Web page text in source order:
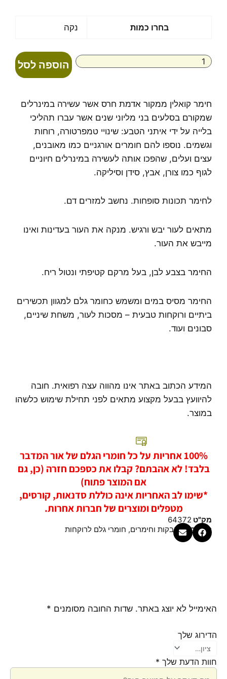
עד
⁦98.00 ₪⁩ בחרו כמות נקה
קאולין
טהור
הוספה לסל
חימר קואלין ממקור אדמת חרס אשר עשירה במינרלים
שמקורם בסלעים בני מליוני שנים אשר עברו תהליכי
בלייה על ידי איתני הטבע: שינויי טמפרטורה, רוחות
וגשמים. נוספו להם חומרים אורגניים כמו מאובנים,
עצים ועלים, שהפכו אותה לעשירה במינרלים חיוניים
לגוף כמו צורן, אבץ, סידן וסיליקה.
לחימר תכונות סופחות. נחשב למזרים דם.
מתאים לעור יבש ורגיש. מנקה את העור בעדינות ואינו
מייבש את העור.
החימר בצבע לבן, בעל מרקם קטיפתי ונטול ריח.
החימר מסיס במים ומשמש כחומר גלם למגוון תכשירים
ביתיים ורוקחות טבעית – מסכות לעור, משחת שיניים,
סבונים ועוד.
המידע הכתוב באתר אינו מהווה עצה רפואית. חובה
להיוועץ בבעל מקצוע מתאים לפני תחילת שימוש כלשהו
במוצר.
100% אחריות על כל חומרי הגלם של אור המדבר
בלבד! לא אהבתם? קבלו את כספכם חזרה (כן, גם
אם המוצר פתוח)
*שימו לב האחריות אינה כוללת סדנאות, קורסים,
מטפלים ומוצרים של חברות אחרות.
מק"ט 64372
קטגוריות אבקות וחימרים, חומרי גלם לרוקחות
האימייל לא יוצג באתר. שדות החובה מסומנים *
הדירוג שלך
חוות הדעת שלך *